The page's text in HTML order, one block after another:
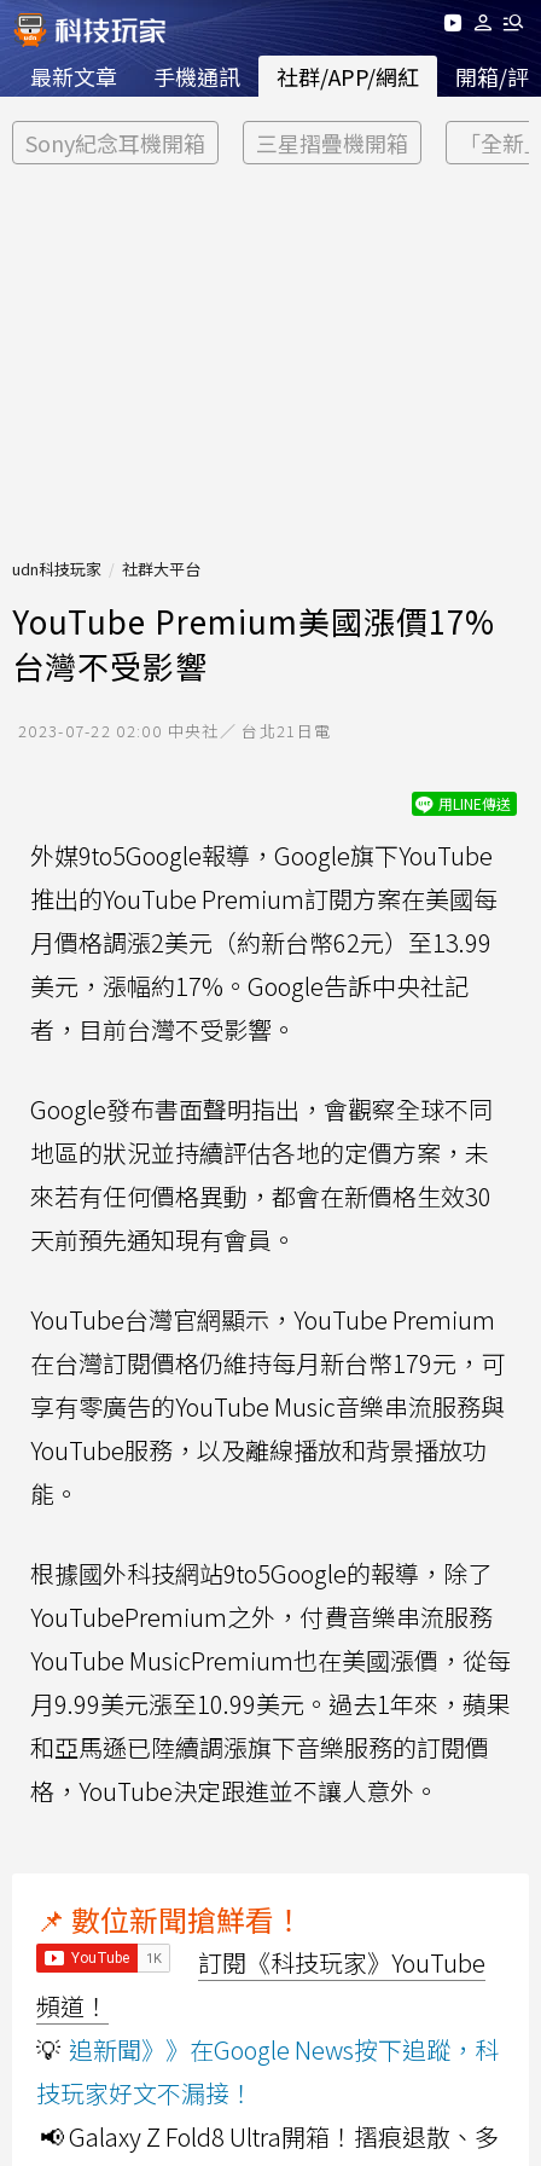
最新文章 手機通訊 社群/APP/網紅 開箱/評
Sony紀念耳機開箱 三星摺疊機開箱 「全新
udn科技玩家 社群大平台
YouTube Premium美國漲價17%
台灣不受影響
2023-07-22 02:00 中央社／ 台北21日電
用LINE傳送
外媒9to5Google報導，Google旗下YouTube
推出的YouTube Premium訂閱方案在美國每
月價格調漲2美元（約新台幣62元）至13.99
美元，漲幅約17%。Google告訴中央社記
者，目前台灣不受影響。
Google發布書面聲明指出，會觀察全球不同
地區的狀況並持續評估各地的定價方案，未
來若有任何價格異動，都會在新價格生效30
天前預先通知現有會員。
YouTube台灣官網顯示，YouTube Premium
在台灣訂閱價格仍維持每月新台幣179元，可
享有零廣告的YouTube Music音樂串流服務與
YouTube服務，以及離線播放和背景播放功
能。
根據國外科技網站9to5Google的報導，除了
YouTubePremium之外，付費音樂串流服務
YouTube MusicPremium也在美國漲價，從每
月9.99美元漲至10.99美元。過去1年來，蘋果
和亞馬遜已陸續調漲旗下音樂服務的訂閱價
格，YouTube決定跟進並不讓人意外。
📌 數位新聞搶鮮看！
訂閱《科技玩家》YouTube
頻道！
💡 追新聞》》在Google News按下追蹤，科
技玩家好文不漏接！
📢 Galaxy Z Fold8 Ultra開箱！摺痕退散、多